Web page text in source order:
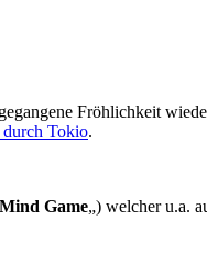
Fröhlichkeit
durch Tokio.
Mind Game„) welcher u.a.